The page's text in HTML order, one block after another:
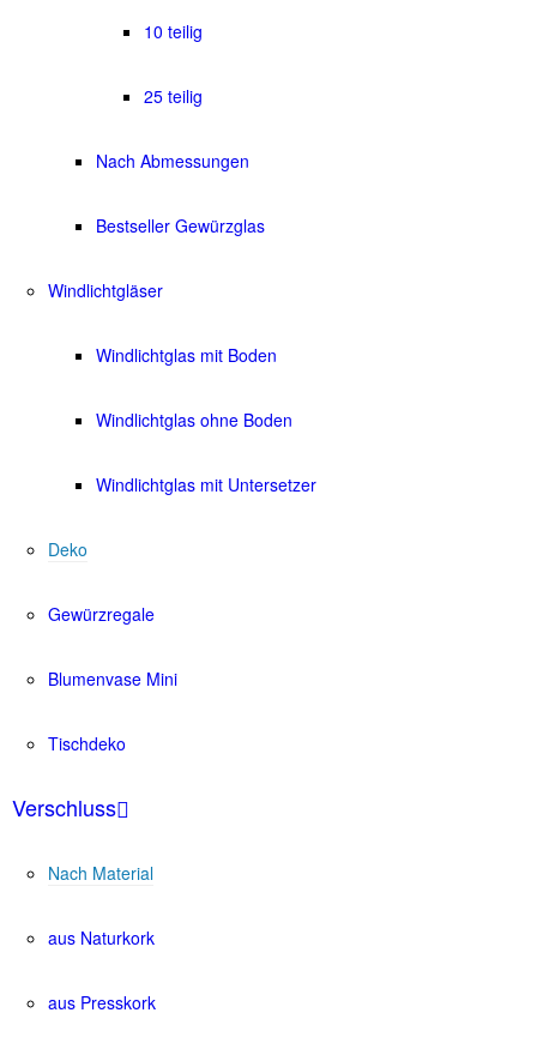
10 teilig
25 teilig
Nach Abmessungen
Bestseller Gewürzglas
Windlichtgläser
Windlichtglas mit Boden
Windlichtglas ohne Boden
Windlichtglas mit Untersetzer
Deko
Gewürzregale
Blumenvase Mini
Tischdeko
Verschluss
Nach Material
aus Naturkork
aus Presskork